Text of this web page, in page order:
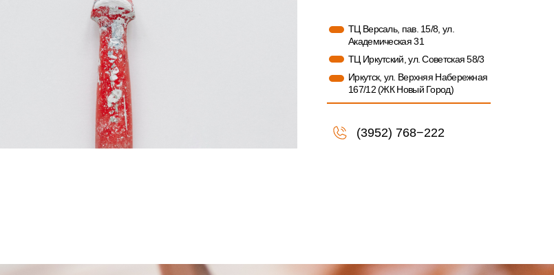
Иркутск, ул. Верхняя Набережная
167/12 (ЖК Новый Город)
ТЦ Версаль, пав. 15/8, ул.
Академическая 31
(3952) 768−222
ТЦ Иркутский, ул. Советская 58/3